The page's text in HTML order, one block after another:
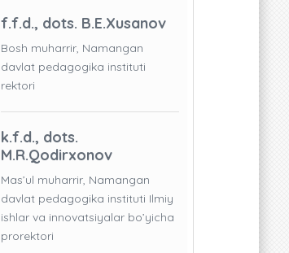
f.f.d., dots. B.E.Xusanov
Bosh muharrir, Namangan
davlat pedagogika instituti
rektori
k.f.d., dots.
M.R.Qodirxonov
Mas’ul muharrir, Namangan
davlat pedagogika instituti Ilmiy
ishlar va innovatsiyalar bo’yicha
prorektori